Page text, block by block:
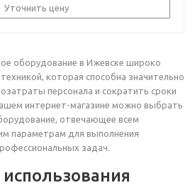
Уточнить цену
оборудование в Ижевске широко
которая способна значительно
персонала и сократить сроки
интернет-магазине можно выбрать
отвечающее всем
параметрам для выполнения
задач.